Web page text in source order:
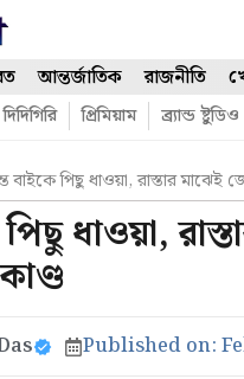
আন্তর্জাতিক রাজনীতি
দিদিগিরি প্রিমিয়াম ব্র্যান্ড ষ্টুডিও
বাইকে পিছু ধাওয়া, রাস্তার মাঝেই
ধাওয়া,
Published on: